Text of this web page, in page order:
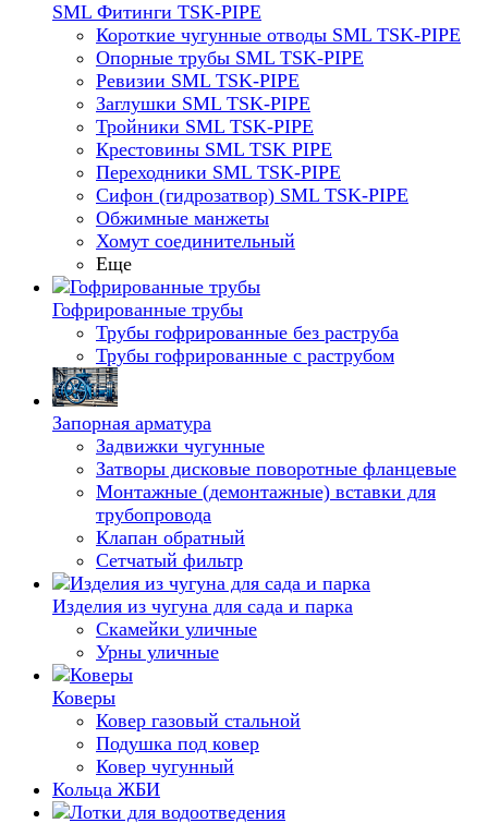
SML Фитинги TSK-PIPE
Короткие чугунные отводы SML TSK-PIPE
Опорные трубы SML TSK-PIPE
Ревизии SML TSK-PIPE
Заглушки SML TSK-PIPE
Тройники SML TSK-PIPE
Крестовины SML TSK PIPE
Переходники SML TSK-PIPE
Сифон (гидрозатвор) SML TSK-PIPE
Обжимные манжеты
Хомут соединительный
Еще
Гофрированные трубы
Трубы гофрированные без раструба
Трубы гофрированные с раструбом
Запорная арматура
Задвижки чугунные
Затворы дисковые поворотные фланцевые
Монтажные (демонтажные) вставки для
трубопровода
Клапан обратный
Сетчатый фильтр
Изделия из чугуна для сада и парка
Скамейки уличные
Урны уличные
Коверы
Ковер газовый стальной
Подушка под ковер
Ковер чугунный
Кольца ЖБИ